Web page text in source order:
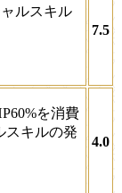
ルスキル
7.5
を消費
スキルの発
4.0